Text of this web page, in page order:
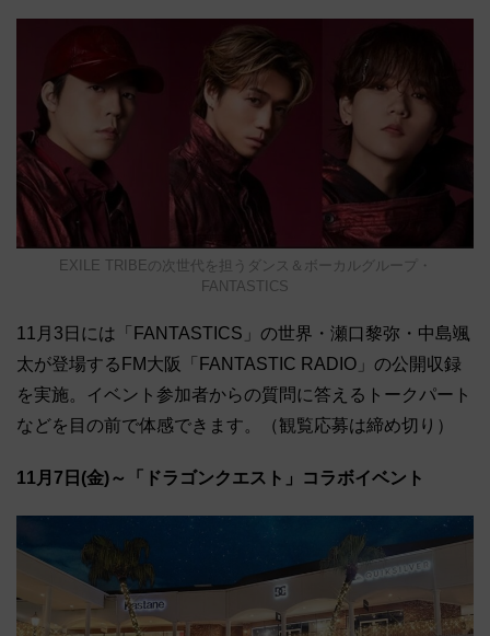
EXILE TRIBEの次世代を担うダンス＆ボーカルグループ・
FANTASTICS
11月3日には「FANTASTICS」の世界・瀬口黎弥・中島颯
太が登場するFM大阪「FANTASTIC RADIO」の公開収録
を実施。イベント参加者からの質問に答えるトークパート
などを目の前で体感できます。（観覧応募は締め切り）
11月7日(金)～「ドラゴンクエスト」コラボイベント